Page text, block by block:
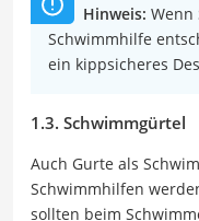
Hinweis: Wenn
Schwimmhilfe
ein kippsicheres
1.3. Schwimmgürtel
Auch Gurte als
Schwimmhilfen
sollten beim